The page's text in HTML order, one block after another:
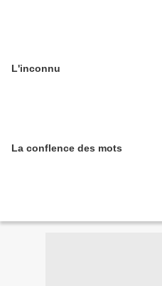
L'inconnu
La conflence des mots